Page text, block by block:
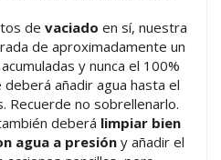
de vaciado en sí, nuestra
de aproximadamente un
y nunca el 100%
añadir agua hasta el
Recuerde no sobrellenarlo.
deberá limpiar bien
agua a presióny añadir el